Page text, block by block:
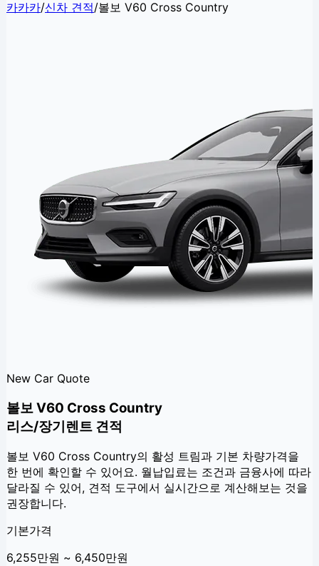
카카카/신차 견적/볼보 V60 Cross Country
New Car Quote
볼보 V60 Cross Country
리스/장기렌트 견적
볼보 V60 Cross Country의 활성 트림과 기본 차량가격을
한 번에 확인할 수 있어요. 월납입료는 조건과 금융사에 따라
달라질 수 있어, 견적 도구에서 실시간으로 계산해보는 것을
권장합니다.
기본가격
6,255만원 ~ 6,450만원